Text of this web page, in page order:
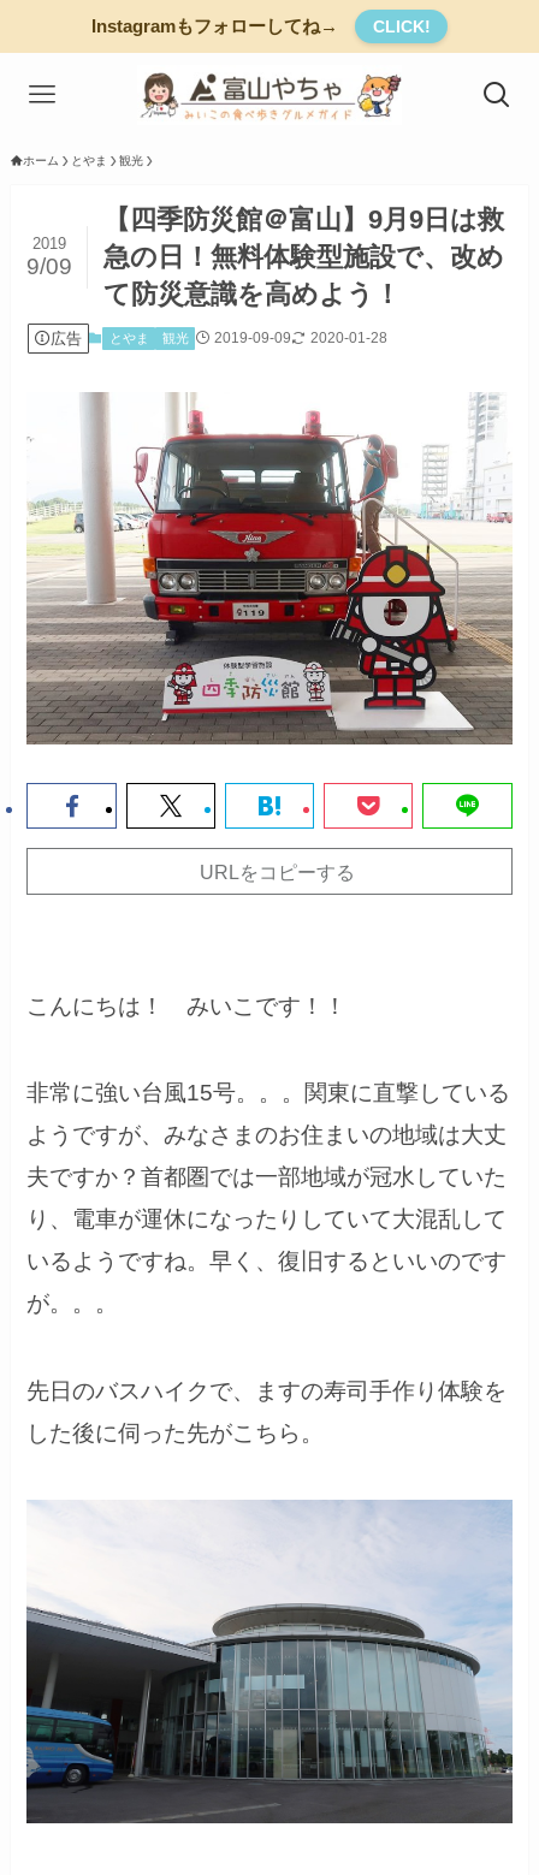
Instagramもフォローしてね→ CLICK!
ホーム とやま 観光
【四季防災館＠富山】9月9日は救
急の日！無料体験型施設で、改め
て防災意識を高めよう！
2019
9/09
広告 とやま 観光 2019-09-09 2020-01-28
URLをコピーする
こんにちは！ みいこです！！
非常に強い台風15号。。。関東に直撃している
ようですが、みなさまのお住まいの地域は大丈
夫ですか？首都圏では一部地域が冠水していた
り、電車が運休になったりしていて大混乱して
いるようですね。早く、復旧するといいのです
が。。。
先日のバスハイクで、ますの寿司手作り体験を
した後に伺った先がこちら。